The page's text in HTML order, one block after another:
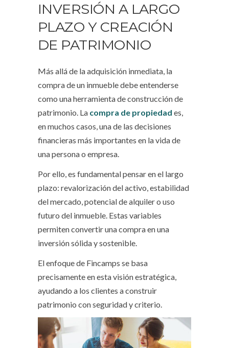
INVERSIÓN A LARGO
PLAZO Y CREACIÓN
DE PATRIMONIO
Más allá de la adquisición inmediata, la
compra de un inmueble debe entenderse
como una herramienta de construcción de
patrimonio. La compra de propiedad es,
en muchos casos, una de las decisiones
financieras más importantes en la vida de
una persona o empresa.
Por ello, es fundamental pensar en el largo
plazo: revalorización del activo, estabilidad
del mercado, potencial de alquiler o uso
futuro del inmueble. Estas variables
permiten convertir una compra en una
inversión sólida y sostenible.
El enfoque de Fincamps se basa
precisamente en esta visión estratégica,
ayudando a los clientes a construir
patrimonio con seguridad y criterio.